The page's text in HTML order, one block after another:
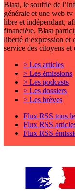
Blast, le souffle de
générale et une web
libre et indépendant,
financière, Blast
liberté d’expression et
service des citoyens et
> Les articles
> Les émissions
> Les podcasts
> Les dossiers
> Les brèves
Flux RSS tous
Flux RSS
Flux RSS